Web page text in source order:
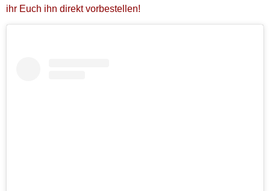
ihr Euch ihn direkt vorbestellen!